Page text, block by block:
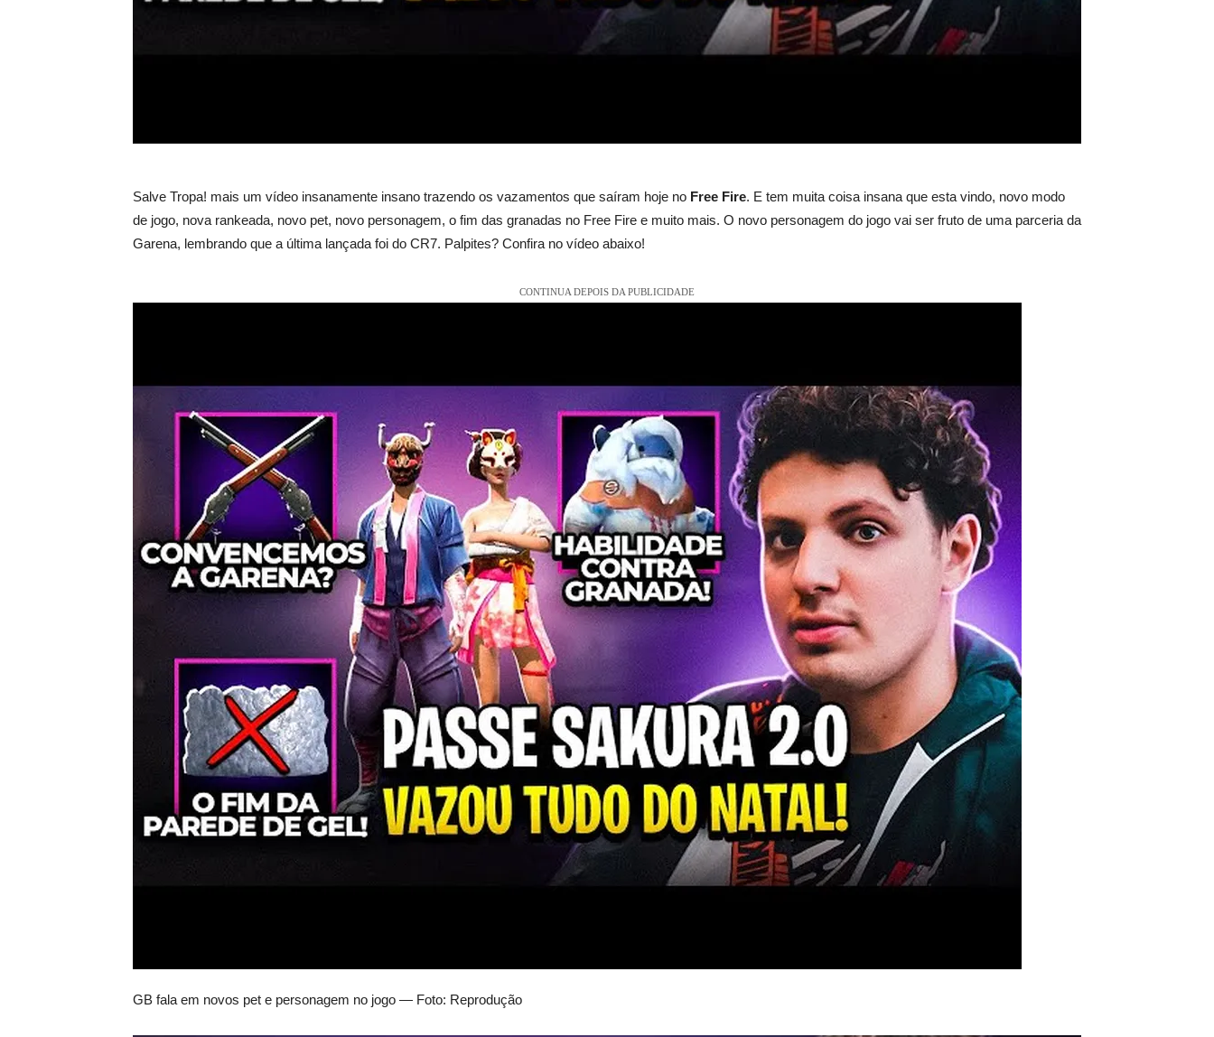
Salve Tropa! mais um vídeo insanamente insano trazendo os vazamentos que saíram hoje no Free Fire. E tem muita coisa insana que esta vindo, novo modo
de jogo, nova rankeada, novo pet, novo personagem, o fim das granadas no Free Fire e muito mais. O novo personagem do jogo vai ser fruto de uma parceria da
Garena, lembrando que a última lançada foi do CR7. Palpites? Confira no vídeo abaixo!
CONTINUA DEPOIS DA PUBLICIDADE
GB fala em novos pet e personagem no jogo — Foto: Reprodução